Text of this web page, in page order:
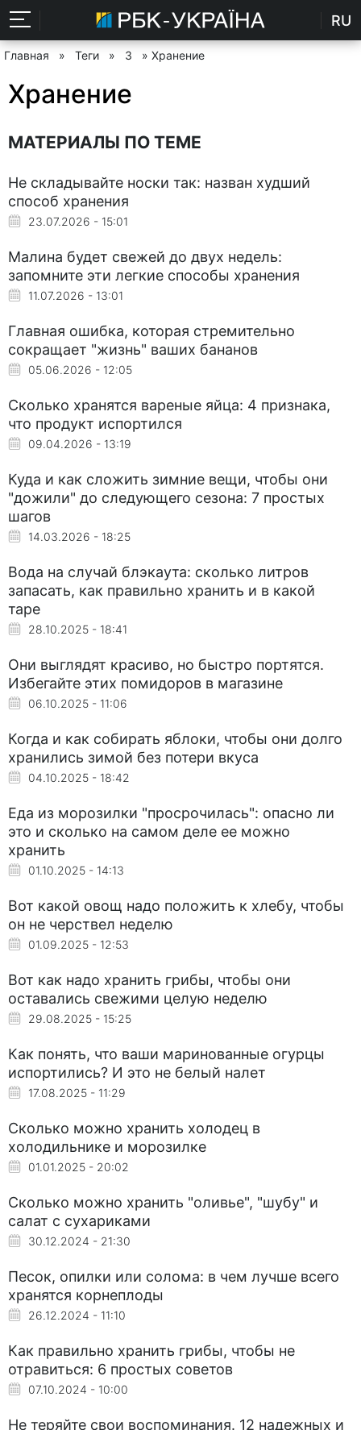
RU
Главная » Теги » З » Хранение
Хранение
МАТЕРИАЛЫ ПО ТЕМЕ
Не складывайте носки так: назван худший
способ хранения
23.07.2026 - 15:01
Малина будет свежей до двух недель:
запомните эти легкие способы хранения
11.07.2026 - 13:01
Главная ошибка, которая стремительно
сокращает "жизнь" ваших бананов
05.06.2026 - 12:05
Сколько хранятся вареные яйца: 4 признака,
что продукт испортился
09.04.2026 - 13:19
Куда и как сложить зимние вещи, чтобы они
"дожили" до следующего сезона: 7 простых
шагов
14.03.2026 - 18:25
Вода на случай блэкаута: сколько литров
запасать, как правильно хранить и в какой
таре
28.10.2025 - 18:41
Они выглядят красиво, но быстро портятся.
Избегайте этих помидоров в магазине
06.10.2025 - 11:06
Когда и как собирать яблоки, чтобы они долго
хранились зимой без потери вкуса
04.10.2025 - 18:42
Еда из морозилки "просрочилась": опасно ли
это и сколько на самом деле ее можно
хранить
01.10.2025 - 14:13
Вот какой овощ надо положить к хлебу, чтобы
он не черствел неделю
01.09.2025 - 12:53
Вот как надо хранить грибы, чтобы они
оставались свежими целую неделю
29.08.2025 - 15:25
Как понять, что ваши маринованные огурцы
испортились? И это не белый налет
17.08.2025 - 11:29
Сколько можно хранить холодец в
холодильнике и морозилке
01.01.2025 - 20:02
Сколько можно хранить "оливье", "шубу" и
салат с сухариками
30.12.2024 - 21:30
Песок, опилки или солома: в чем лучше всего
хранятся корнеплоды
26.12.2024 - 11:10
Как правильно хранить грибы, чтобы не
отравиться: 6 простых советов
07.10.2024 - 10:00
Не теряйте свои воспоминания. 12 надежных и